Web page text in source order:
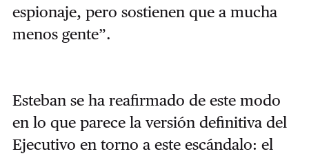
espionaje, pero sostienen que a mucha
menos gente”.
Esteban se ha reafirmado de este modo
en lo que parece la versión definitiva del
Ejecutivo en torno a este escándalo: el